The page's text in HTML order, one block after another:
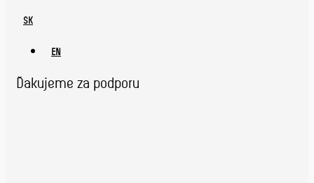
SK
EN
Ďakujeme za podporu